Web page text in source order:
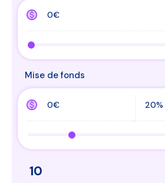
Mise de fonds
10